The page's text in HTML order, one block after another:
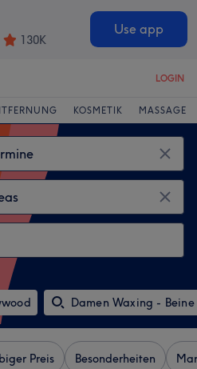
130K
Use app
LOGIN
KOSMETIK MASSAGE
Damen Waxing - Beine
Preis Besonderheiten